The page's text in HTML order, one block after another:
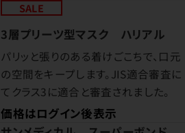
SALE
3層プリーツ型マスク ハリアル
パリッと張りのある着けごこちで、口元
の空間をキープします。JIS適合審査に
てクラス3に適合と審査されました。
価格はログイン後表示